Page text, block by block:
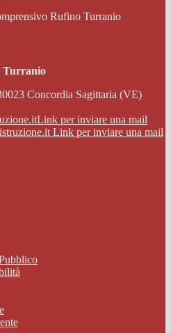
Rufino Turranio
Turranio
Concordia Sagittaria (VE)
Link per inviare una mail
Link per inviare una mail